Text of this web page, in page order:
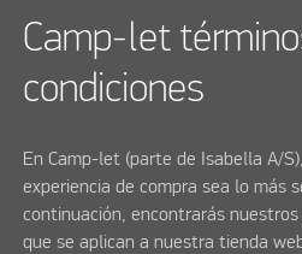
Camp-let
condiciones
En Camp-let (parte de Isabella A/
experiencia de compra sea lo más
continuación, encontrarás
que se aplican a nuestra tienda